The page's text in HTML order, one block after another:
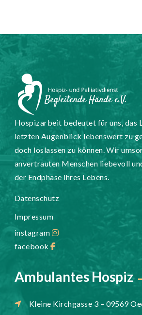
Hospizarbeit bedeutet für uns, das
letzten Augenblick lebenswert zu
doch loslassen zu können. Wir
anvertrauten Menschen liebevoll
der Endphase ihres Lebens.
Datenschutz
Impressum
instagram
facebook
Ambulantes Hospiz
Kleine Kirchgasse 3 – 09569